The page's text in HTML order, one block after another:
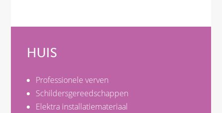
HUIS
Professionele verven
Schildersgereedschappen
Elektra installatiemateriaal